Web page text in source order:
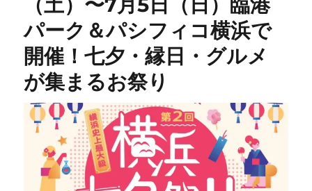
パーク＆パシフィコ横浜で
開催！七夕・縁日・グルメ
が集まるお祭り